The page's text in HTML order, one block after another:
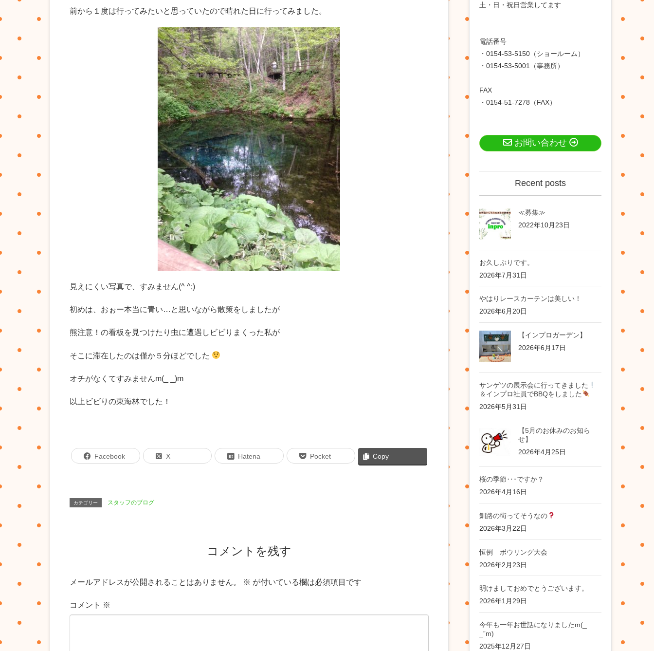
前から１度は行ってみたいと思っていたので晴れた日に行ってみました。
見えにくい写真で、すみません(^ ^;)
初めは、おぉー本当に青い…と思いながら散策をしましたが
熊注意！の看板を見つけたり虫に遭遇しビビりまくった私が
そこに滞在したのは僅か５分ほどでした
オチがなくてすみませんm(_ _)m
以上ビビりの東海林でした！
Facebook X Hatena Pocket Copy
カテゴリー スタッフのブログ
コメントを残す
メールアドレスが公開されることはありません。 ※ が付いている欄は必須項目です
コメント ※
土・日・祝日営業してます
電話番号
・0154-53-5150（ショールーム）
・0154-53-5001（事務所）
FAX
・0154-51-7278（FAX）
お問い合わせ
Recent posts
≪募集≫
2022年10月23日
お久しぶりです。
2026年7月31日
やはりレースカーテンは美しい！
2026年6月20日
【インプロガーデン】
2026年6月17日
サンゲツの展示会に行ってきました
＆インプロ社員でBBQをしました
2026年5月31日
【5月のお休みのお知ら
せ】
2026年4月25日
桜の季節‥･ですか？
2026年4月16日
釧路の街ってそうなの
2026年3月22日
恒例 ボウリング大会
2026年2月23日
明けましておめでとうございます。
2026年1月29日
今年も一年お世話になりましたm(_
_”m)
2025年12月27日